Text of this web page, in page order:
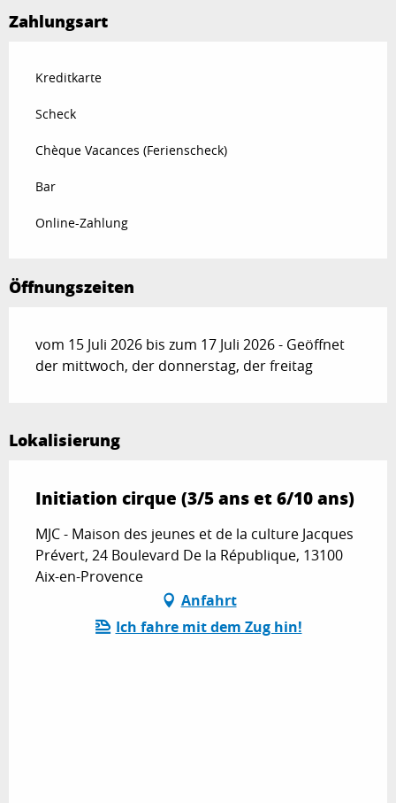
Zahlungsart
Kreditkarte
Scheck
Chèque Vacances (Ferienscheck)
Bar
Online-Zahlung
Öffnungszeiten
vom 15 Juli 2026 bis zum 17 Juli 2026 - Geöffnet
der mittwoch, der donnerstag, der freitag
Lokalisierung
Initiation cirque (3/5 ans et 6/10 ans)
MJC - Maison des jeunes et de la culture Jacques
Prévert, 24 Boulevard De la République, 13100
Aix-en-Provence
Anfahrt
Ich fahre mit dem Zug hin!